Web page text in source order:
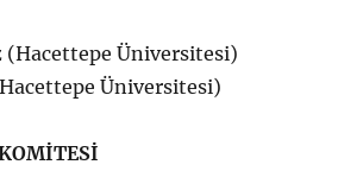
(Hacettepe Üniversitesi)
Üniversitesi)